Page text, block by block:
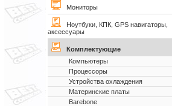
Мониторы
Ноутбуки, КПК, GPS навигаторы,
аксессуары
Комплектующие
Компьютеры
Процессоры
Устройства охлаждения
Материнские платы
Barebone